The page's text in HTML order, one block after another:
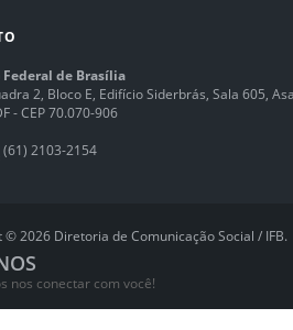
de Brasília
2, Bloco E, Edifício Siderbrás, Sala 605,
- CEP 70.070-906
(61) 2103-2154
© 2026 Diretoria de Comunicação Social / IFB.
nos conectar com você!